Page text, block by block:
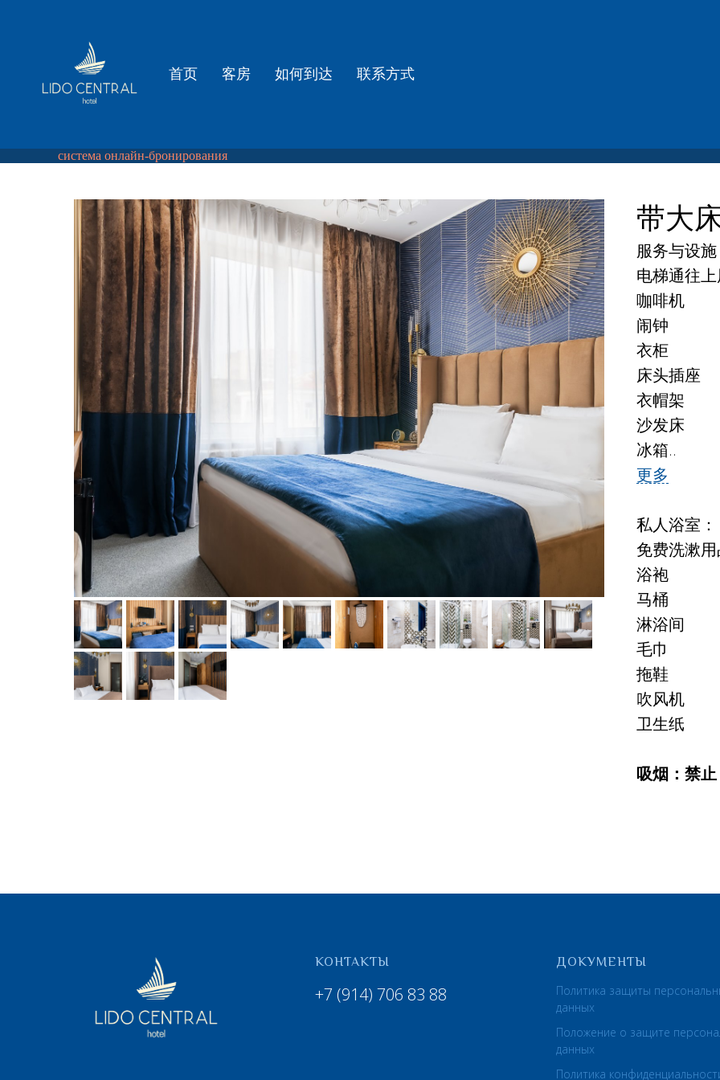
首页 客房 如何到达 联系方式
система онлайн-бронирования
带大
服务与设
电梯通往
咖啡机
闹钟
衣柜
床头插座
衣帽架
沙发床
冰箱..
更多
私人浴室：
免费洗漱
浴袍
马桶
淋浴间
毛巾
拖鞋
吹风机
卫生纸
吸烟：禁止
КОНТАКТЫ
+7 (914) 706 83 88
ДОКУМЕНТЫ
Политика защиты
данных
Положение о защите
данных
Политика